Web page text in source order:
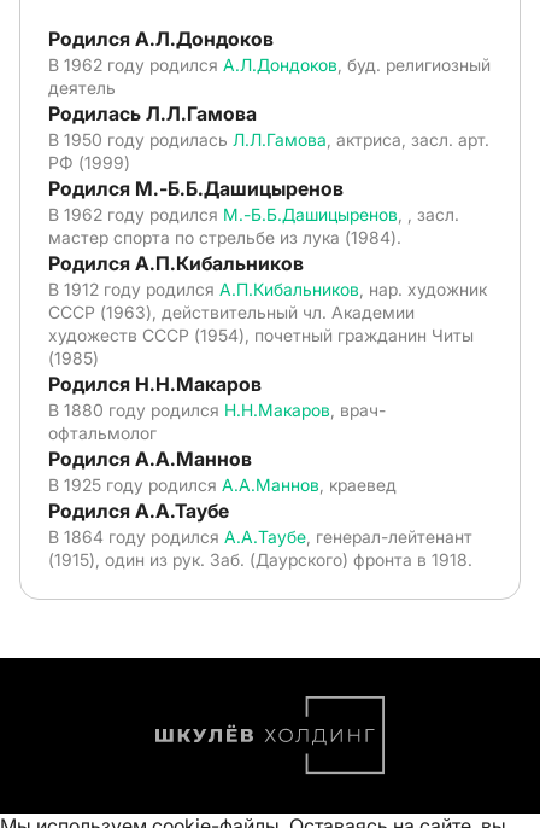
Родился А.Л.Дондоков
В 1962 году родился А.Л.Дондоков , буд. религиозный
деятель
Родилась Л.Л.Гамова
В 1950 году родилась Л.Л.Гамова , актриса, засл. арт.
РФ (1999)
Родился М.-Б.Б.Дашицыренов
В 1962 году родился М.-Б.Б.Дашицыренов , , засл.
мастер спорта по стрельбе из лука (1984).
Родился А.П.Кибальников
В 1912 году родился А.П.Кибальников , нар. художник
СССР (1963), действительный чл. Академии
художеств СССР (1954), почетный гражданин Читы
(1985)
Родился Н.Н.Макаров
В 1880 году родился Н.Н.Макаров , врач-
офтальмолог
Родился А.А.Маннов
В 1925 году родился А.А.Маннов , краевед
Родился А.А.Таубе
В 1864 году родился А.А.Таубе , генерал-лейтенант
(1915), один из рук. Заб. (Даурского) фронта в 1918.